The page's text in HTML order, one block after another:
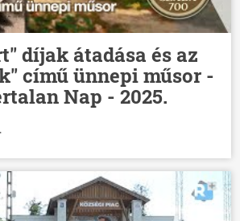
díjak átadása és az
című ünnepi műsor -
Nap - 2025.